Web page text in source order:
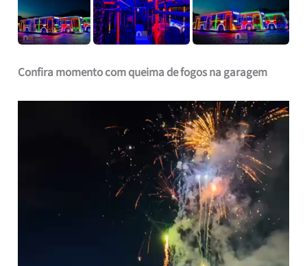
Confira momento com queima de fogos na garagem